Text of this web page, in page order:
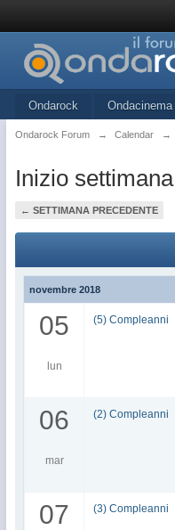
Ondarock Ondacinema
Ondarock Forum → Calendar →
Inizio
← SETTIMANA PRECEDENTE
novembre 2018
05
lun
(5) Compleanni
06
mar
(2) Compleanni
07 (3) Compleanni